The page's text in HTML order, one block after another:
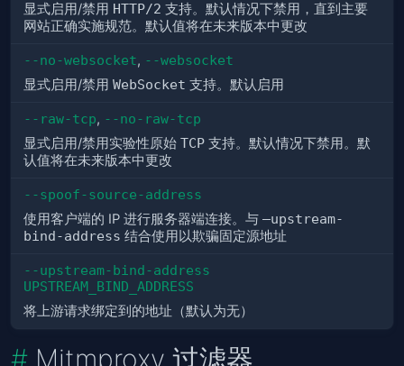
显式启用/禁用 HTTP/2 支持。默认情况下禁用，直到主要
网站正确实施规范。默认值将在未来版本中更改
--no-websocket, --websocket
显式启用/禁用 WebSocket 支持。默认启用
--raw-tcp, --no-raw-tcp
显式启用/禁用实验性原始 TCP 支持。默认情况下禁用。默
认值将在未来版本中更改
--spoof-source-address
使用客户端的 IP 进行服务器端连接。与 –upstream-
bind-address 结合使用以欺骗固定源地址
--upstream-bind-address
UPSTREAM_BIND_ADDRESS
将上游请求绑定到的地址（默认为无）
Mitmproxy 过滤器